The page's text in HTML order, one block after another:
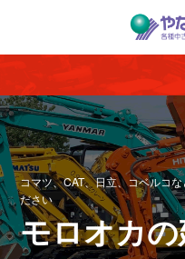
コマツ、CAT、日立、コベルコ
ださい
モロオカ